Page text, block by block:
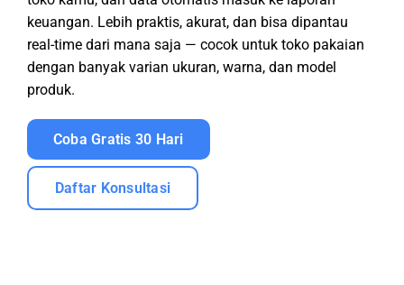
keuangan. Lebih praktis, akurat, dan bisa dipantau
real-time dari mana saja — cocok untuk toko pakaian
dengan banyak varian ukuran, warna, dan model
produk.
Coba Gratis 30 Hari
Daftar Konsultasi